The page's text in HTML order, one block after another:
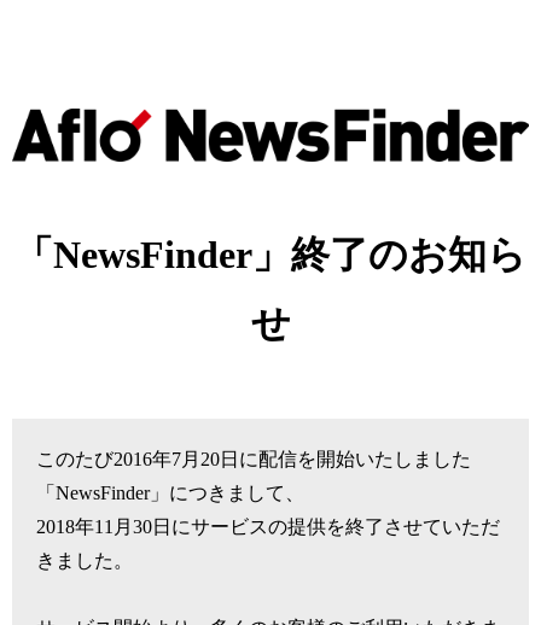
「NewsFinder」終了のお知ら
せ
このたび2016年7月20日に配信を開始いたしました
「NewsFinder」につきまして、
2018年11月30日にサービスの提供を終了させていただ
きました。